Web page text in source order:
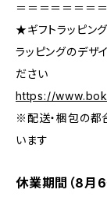
＝＝＝＝＝＝＝
★ギフトラッピン
ラッピングのデザ
ださい
https://
※配送・梱包の都
います
休業期間（8月